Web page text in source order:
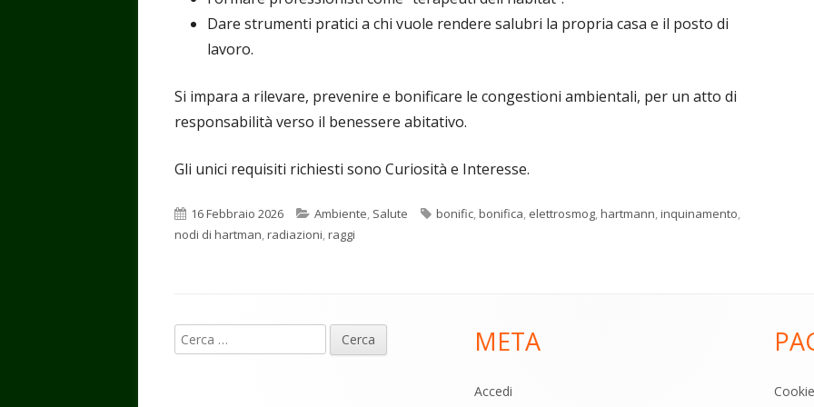
Dare strumenti pratici a chi vuole rendere salubri la propria casa e il posto di
lavoro.
Si impara a rilevare, prevenire e bonificare le congestioni ambientali, per un atto di
responsabilità verso il benessere abitativo.
Gli unici requisiti richiesti sono Curiosità e Interesse.
Pubblicato
16 Febbraio 2026 Categorie
Ambiente, Salute Tag
bonific,bonifica, elettrosmog,hartmann,inquinamento,
nodi di hartman,radiazioni,raggi
piè
Ricerca
per:
META
Accedi